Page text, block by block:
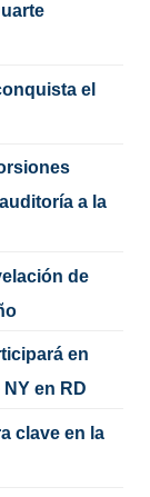
el
a la
de
en
en RD
clave en la